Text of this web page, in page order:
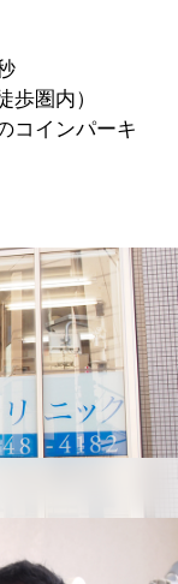
歩圏内）
コインパーキ